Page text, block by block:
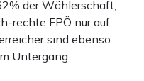
der Wählerschaft,
rechte FPÖ nur auf
sind ebenso
Untergang